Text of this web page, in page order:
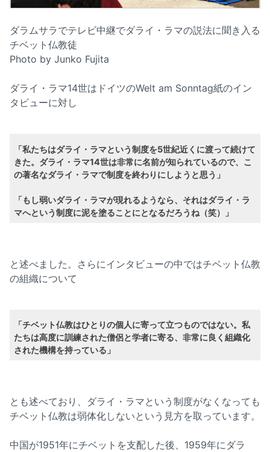
ダラムサラでテレビ中継でダライ・ラマの説法に聞き入る
チベット仏教徒
Photo by Junko Fujita
ダライ・ラマ14世はドイツのWelt am Sonntag紙のイン
タビューに対し
「私たちはダライ・ラマという制度を5世紀近くに渡って続けて
きた。ダライ・ラマ14世は非常に名前が知られているので、こ
の著名なダライ・ラマで制度を終わりにしようと思う」
「もし弱いダライ・ラマが現れるようなら、それはダライ・ラ
マへという制度に泥を塗ることにとなるだろうね（笑）」
と述べました。さらにインタビューの中ではチベット仏教
の組織について
「チベット仏教はひとりの個人に寄って立つものではない。私
たちは高度に訓練された僧侶と学者に寄る、非常に良く組織化
された機構を持っている」
とも述べており、ダライ・ラマという制度がなくなっても
チベット仏教は弱体化しないという見方を取っています。
中国が1951年にチベットを支配した後、1959年にダラ